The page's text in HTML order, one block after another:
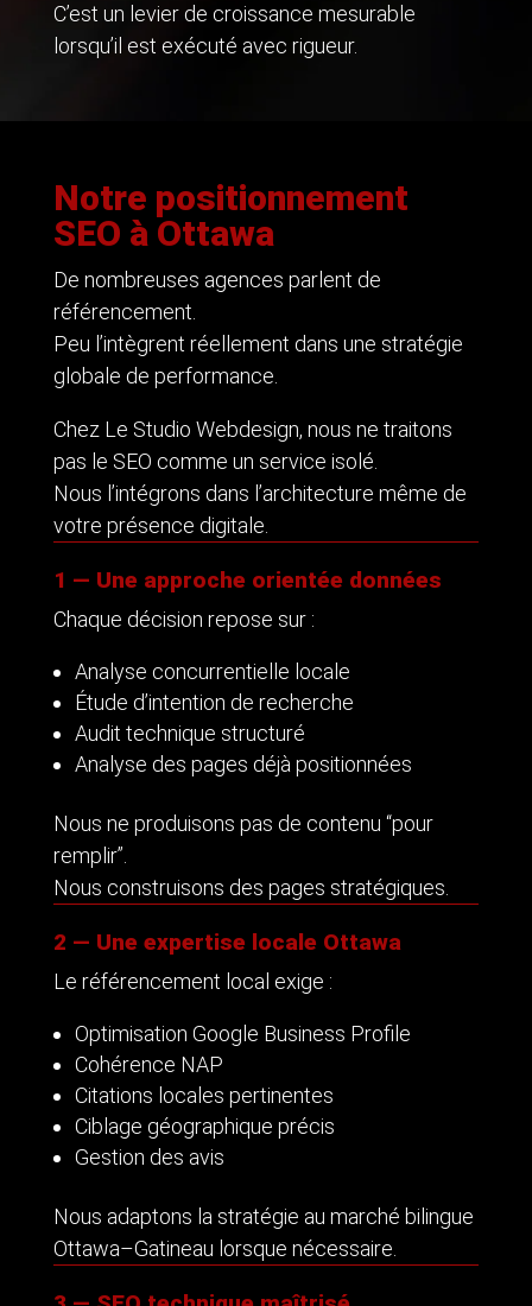
C’est un levier de croissance mesurable
lorsqu’il est exécuté avec rigueur.
Notre positionnement
SEO à Ottawa
De nombreuses agences parlent de
référencement.
Peu l’intègrent réellement dans une stratégie
globale de performance.
Chez Le Studio Webdesign, nous ne traitons
pas le SEO comme un service isolé.
Nous l’intégrons dans l’architecture même de
votre présence digitale.
1 — Une approche orientée données
Chaque décision repose sur :
Analyse concurrentielle locale
Étude d’intention de recherche
Audit technique structuré
Analyse des pages déjà positionnées
Nous ne produisons pas de contenu “pour
remplir”.
Nous construisons des pages stratégiques.
2 — Une expertise locale Ottawa
Le référencement local exige :
Optimisation Google Business Profile
Cohérence NAP
Citations locales pertinentes
Ciblage géographique précis
Gestion des avis
Nous adaptons la stratégie au marché bilingue
Ottawa–Gatineau lorsque nécessaire.